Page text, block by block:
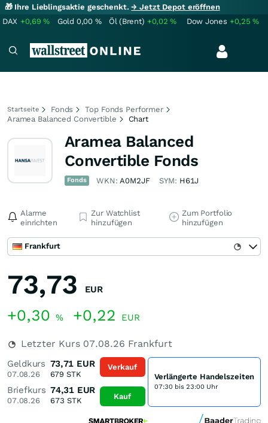
🎁 Ihre Lieblingsaktie geschenkt.→ Jetzt Depot eröffnen
DAX +0,69% Gold 0,00 % Öl (Brent) +0,02% Dow Jones +0,25%
Startseite Fonds
Top Fonds Performer
Aramea Balanced Convertible
Chart
Aramea Balanced
Convertible Fonds
Fonds WKN:A0M2JF SYM: H61J
Alarme
einrichten
Zur Watchlist
hinzufügen
Zum Portfolio
hinzufügen
Frankfurt
73,73 EUR
+0,30 % +0,22 EUR
Letzter Kurs 07.08.26 Frankfurt
Geldkurs
07.08.26
73,71 EUR
679 STK
Briefkurs
07.08.26
74,31 EUR
673 STK
Verkauf
Kauf
Verlängerte Handelszeiten
07:30 bis 23:00 Uhr